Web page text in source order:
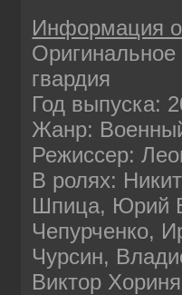
Информация
гвардия
Год выпуска:
Жанр:
Режиссер:
В ролях:
Шпица, Юрий
Чепурченко,
Чурсин,
Виктор